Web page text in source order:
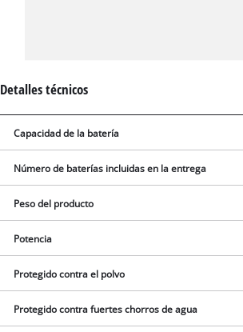
Detalles técnicos
Capacidad de la batería
Número de baterías incluidas en la entrega
Peso del producto
Potencia
Protegido contra el polvo
Protegido contra fuertes chorros de agua